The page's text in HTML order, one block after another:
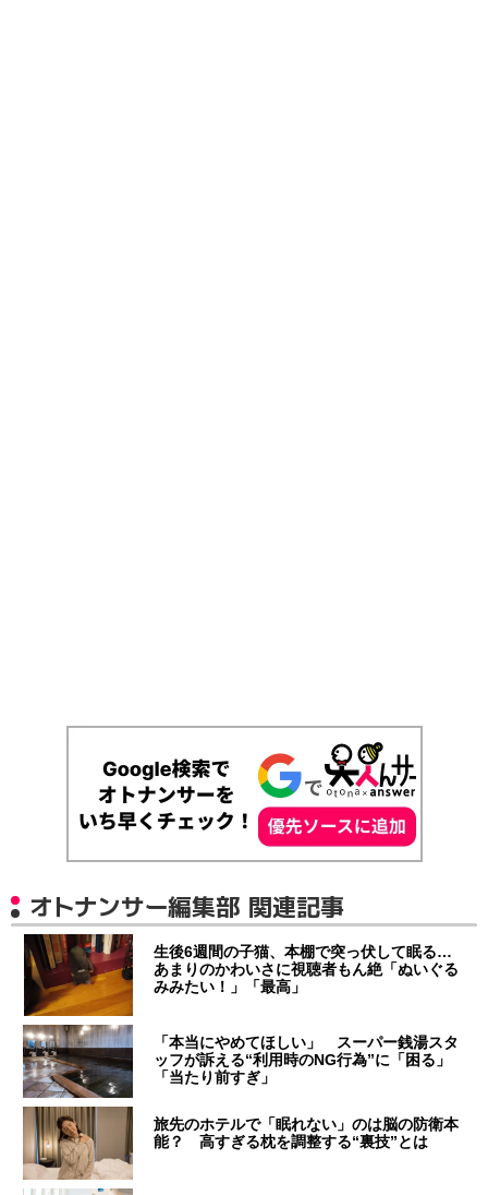
オトナンサー編集部 関連記事
生後6週間の子猫、本棚で突っ伏して眠る…
あまりのかわいさに視聴者もん絶「ぬいぐる
みみたい！」「最高」
「本当にやめてほしい」 スーパー銭湯スタ
ッフが訴える“利用時のNG行為”に「困る」
「当たり前すぎ」
旅先のホテルで「眠れない」のは脳の防衛本
能？ 高すぎる枕を調整する“裏技”とは